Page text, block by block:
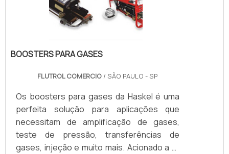
BOOSTERS PARA GASES
FLUTROL COMERCIO / SÃO PAULO - SP
Os boosters para gases da Haskel é uma
perfeita solução para aplicações que
necessitam de amplificação de gases,
teste de pressão, transferências de
gases, injeção e muito mais. Acionado a ar